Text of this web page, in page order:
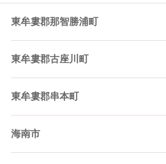
東牟婁郡那智勝浦町
東牟婁郡古座川町
東牟婁郡串本町
海南市